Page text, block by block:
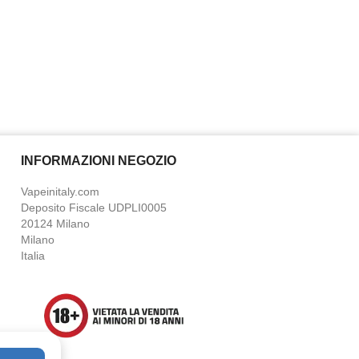
INFORMAZIONI NEGOZIO
Vapeinitaly.com
Deposito Fiscale UDPLI0005
20124 Milano
Milano
Italia